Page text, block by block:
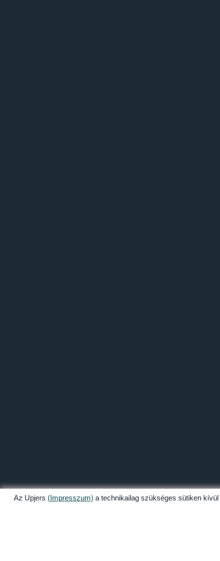
Az Upjers (Impresszum) a technikailag szükséges sütiken